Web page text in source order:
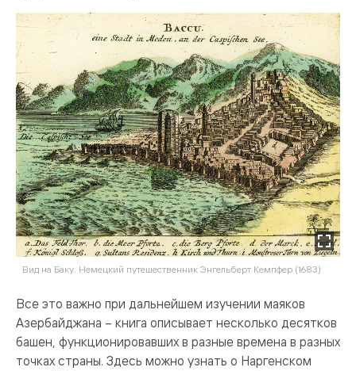
Вид на Баку. Немецкий путешественник Энгельберт Кемпфер (1683)
Все это важно при дальнейшем изучении маяков
Азербайджана – книга описывает несколько десятков
башен, функционировавших в разные времена в разных
точках страны. Здесь можно узнать о Наргенском